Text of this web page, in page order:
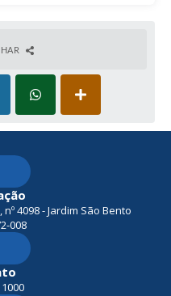
4098 - Jardim São Bento
008